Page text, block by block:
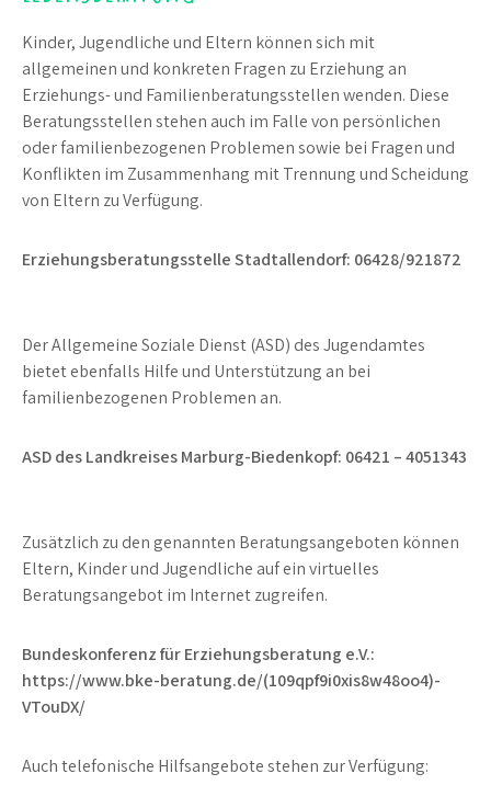
Kinder, Jugendliche und Eltern können sich mit
allgemeinen und konkreten Fragen zu Erziehung an
Erziehungs- und Familienberatungsstellen wenden. Diese
Beratungsstellen stehen auch im Falle von persönlichen
oder familienbezogenen Problemen sowie bei Fragen und
Konflikten im Zusammenhang mit Trennung und Scheidung
von Eltern zu Verfügung.
Erziehungsberatungsstelle Stadtallendorf: 06428/921872
Der Allgemeine Soziale Dienst (ASD) des Jugendamtes
bietet ebenfalls Hilfe und Unterstützung an bei
familienbezogenen Problemen an.
ASD des Landkreises Marburg-Biedenkopf: 06421 – 4051343
Zusätzlich zu den genannten Beratungsangeboten können
Eltern, Kinder und Jugendliche auf ein virtuelles
Beratungsangebot im Internet zugreifen.
Bundeskonferenz für Erziehungsberatung e.V.:
https://www.bke-beratung.de/(109qpf9i0xis8w48oo4)-
VTouDX/
Auch telefonische Hilfsangebote stehen zur Verfügung: